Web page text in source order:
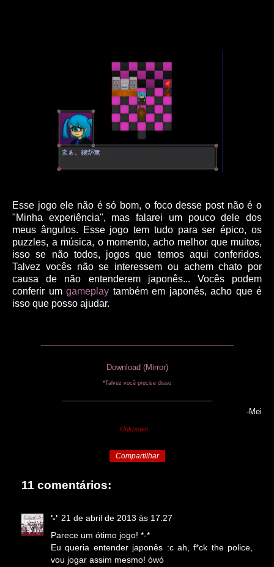
Esse jogo ele não é só bom, o foco desse post não é o
"Minha experiência", mas falarei um pouco dele dos
meus ângulos. Esse jogo tem tudo para ser épico, os
puzzles, a música, o momento, acho melhor que muitos,
isso se não todos, jogos que temos aqui conferidos.
Talvez vocês não se interessem ou achem chato por
causa de não entenderem japonês... Vocês podem
conferir um gameplay também em japonês, acho que é
isso que posso ajudar.
Download (Mirror)
*Talvez você precise disso
-Mei
Unknown
Compartilhar
11 comentários:
'-' 21 de abril de 2013 às 17:27
Parece um ótimo jogo! *-*
Eu queria entender japonês :c ah, f*ck the police,
vou jogar assim mesmo! òwó